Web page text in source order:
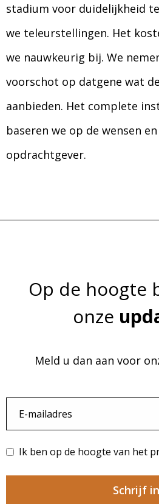
stadium voor duidelijkheid
we teleurstellingen. Het
we nauwkeurig bij. We
voorschot op datgene wat
aanbieden. Het complete
baseren we op de wensen
opdrachtgever.
Op de hoogte
onze
Meld u dan aan voor
Ik ben op de hoogte van het
Schrijf in